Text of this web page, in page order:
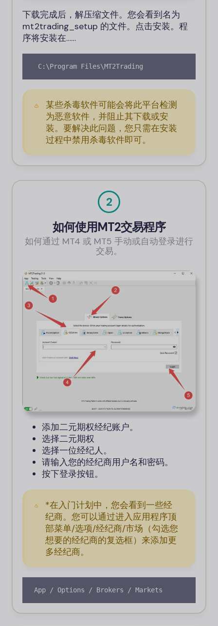
下载完成后，解压缩文件。您会看到名为
mt2trading_setup 的文件。点击安装。程
序将安装在……
C:\Program Files\MT2Trading
某些杀毒软件可能会将此平台检测
为恶意软件，并阻止其下载或安
装。要解决此问题，您只需在安装
过程中禁用杀毒软件即可。
2
如何使用MT2交易程序
如何通过 MT4 或 MT5 手动或自动登录进行
交易。
添加二元期权经纪账户。
选择二元期权
选择一位经纪人。
请输入您的经纪商用户名和密码。
按下登录按钮。
*在入门计划中，您会看到一些经
纪商。您可以通过进入应用程序顶
部菜单/选项/经纪商/市场（勾选您
想要的经纪商的复选框）来添加更
多经纪商。
App / Options / Brokers / Markets